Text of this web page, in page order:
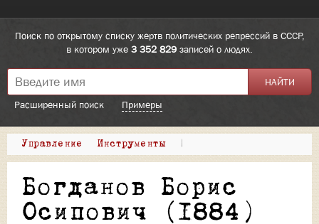
Поиск по открытому списку жертв политических репрессий в СССР,
в котором уже 3 352 829 записей о людях.
Расширенный поиск Примеры
Управление Инструменты |
Богданов Борис
Осипович (1884)